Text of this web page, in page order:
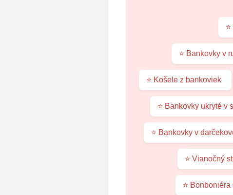
⭐ Bankovky v
⭐ Košele z bankoviek
⭐ Bankovky ukryté v
⭐ Bankovky v
⭐ Vianočný
⭐